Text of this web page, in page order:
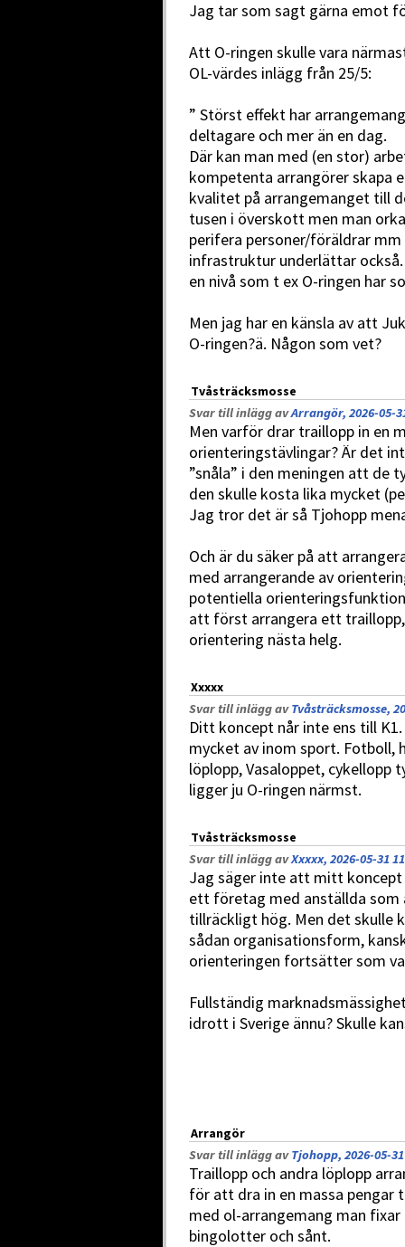
Jag tar som sagt gärna emot
Att O-ringen skulle vara
OL-värdes inlägg från 25/5:
” Störst effekt har
deltagare och mer än en dag.
Där kan man med (en stor)
kompetenta arrangörer
kvalitet på arrangemanget till
tusen i överskott men man
perifera personer/föräldrar
infrastruktur underlättar
en nivå som t ex O-ringen har
Men jag har en känsla av att
O-ringen?ä. Någon som vet?
Tvåsträcksmosse
Svar till inlägg avArrangör, 2026-05-
Men varför drar traillopp in en
orienteringstävlingar? Är det
”snåla” i den meningen att de
den skulle kosta lika mycket
Jag tror det är så Tjohopp
Och är du säker på att
med arrangerande av
potentiella
att först arrangera ett
orientering nästa helg.
Xxxxx
Svar till inlägg avTvåsträcksmosse,
Ditt koncept når inte ens till
mycket av inom sport. Fotboll,
löplopp, Vasaloppet, cykellopp
ligger ju O-ringen närmst.
Tvåsträcksmosse
Svar till inlägg avXxxxx, 2026-05-31
Jag säger inte att mitt
ett företag med anställda som
tillräckligt hög. Men det skulle
sådan organisationsform,
orienteringen fortsätter som
Fullständig
idrott i Sverige ännu? Skulle
Arrangör
Svar till inlägg avTjohopp, 2026-05-
Traillopp och andra löplopp
för att dra in en massa pengar
med ol-arrangemang man
bingolotter och sånt.